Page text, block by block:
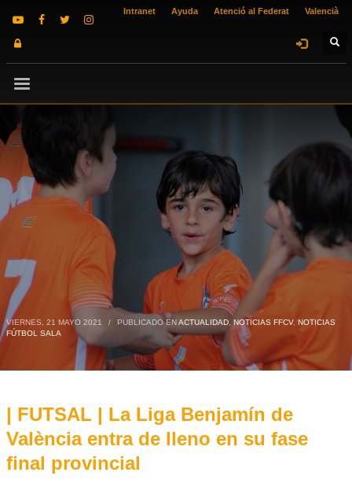
Intranet Ayuda Atenció al Federat Valencià
VIERNES, 21 MAYO 2021 / PUBLICADO ENACTUALIDAD, NOTICIAS FFCV, NOTICIAS
FÚTBOL SALA
| FUTSAL | La Liga Benjamín de
València entra de lleno en su fase
final provincial